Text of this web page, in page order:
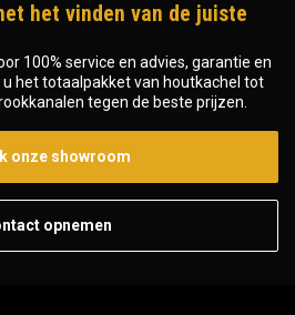
het vinden van de juiste
100% service en advies, garantie en
u het totaalpakket van houtkachel tot
tegen de beste prijzen.
onze showroom
opnemen